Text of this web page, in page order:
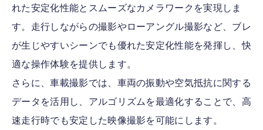
れた安定化性能とスムーズなカメラワークを実現しま
す。走行しながらの撮影やローアングル撮影など、ブレ
が生じやすいシーンでも優れた安定化性能を発揮し、快
適な操作体験を提供します。
さらに、車載撮影では、車両の振動や空気抵抗に関する
データを活用し、アルゴリズムを最適化することで、高
速走行時でも安定した映像撮影を可能にします。